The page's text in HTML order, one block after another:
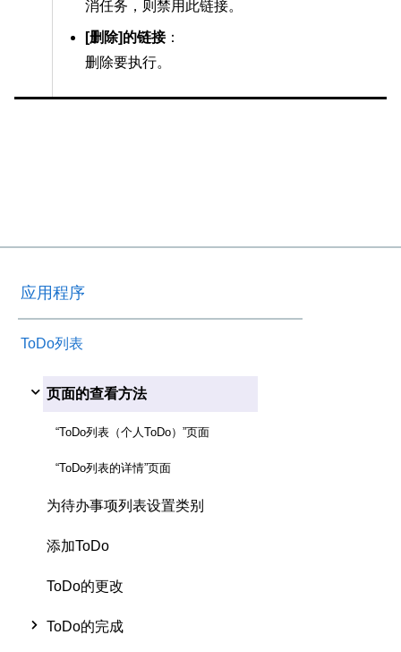
消任务，则禁用此链接。
[删除]的链接：
删除要执行。
应用程序
ToDo列表
页面的查看方法
“ToDo列表（个人ToDo）”页面
“ToDo列表的详情”页面
为待办事项列表设置类别
添加ToDo
ToDo的更改
ToDo的完成